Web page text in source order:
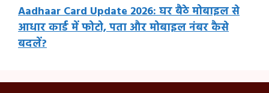
Aadhaar Card Update 2026: घर बैठे मोबाइल से
आधार कार्ड में फोटो, पता और मोबाइल नंबर कैसे
बदलें?